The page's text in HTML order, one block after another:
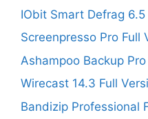
IObit Smart Defrag
Screenpresso Pro Full
Ashampoo Backup
Wirecast 14.3 Full
Bandizip Professional